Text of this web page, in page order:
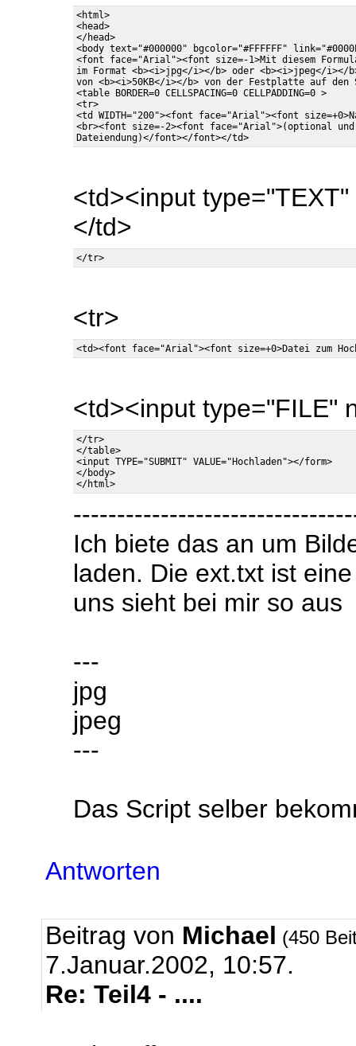
<html>
<head>
</head>
<body text="#000000" bgcolor="#FFFFFF"
<font face="Arial"><font size=-1>Mit diesem
im Format <b><i>jpg</i></b> oder <b><i>jpeg</i></
von <b><i>50KB</i></b> von der Festplatte auf den
<table BORDER=0 CELLSPACING=0 CELLPADDING=0 >
<tr>
<td WIDTH="200"><font face="Arial"><font
<br><font size=-2><font face="Arial">(optional
<td><input
</td>
<tr>
<td><input type="FILE"
</tr>
</table>
<input TYPE="SUBMIT" VALUE="Hochladen"></form>
</body>
Ich biete das an um
laden. Die ext.txt ist
uns sieht bei mir so aus
---
jpg
jpeg
---
Das Script selber
Antworten
Beitrag von Michael (450
7.Januar.2002, 10:57.
Re: Teil4 - ....